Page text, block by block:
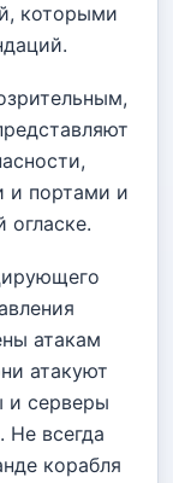
которыми
и портами и
атакам
атакуют
и серверы
Не всегда
корабля